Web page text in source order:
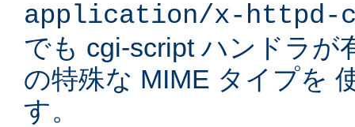
application/x-httpd-
でも cgi-script ハンドラが
の特殊な MIME タイプを
す。